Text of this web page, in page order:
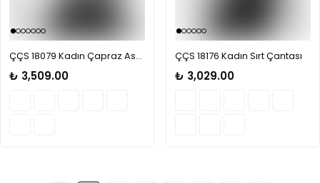
ÇÇS 18079 Kadın Çapraz Askılı El Çantası
₺ 3,509.00
ÇÇS 18176 Kadın Sırt Çantası
₺ 3,029.00